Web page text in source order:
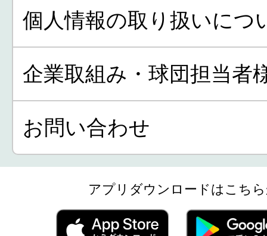
個人情報の取り扱いにつ
企業取組み・球団担当者
お問い合わせ
アプリダウンロードはこち